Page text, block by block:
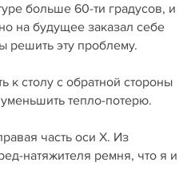
больше 60-ти градусов, и
на будущее заказал себе
решить эту проблему.
к столу с обратной стороны
тепло-потерю.
часть оси X. Из
натяжителя ремня, что я и